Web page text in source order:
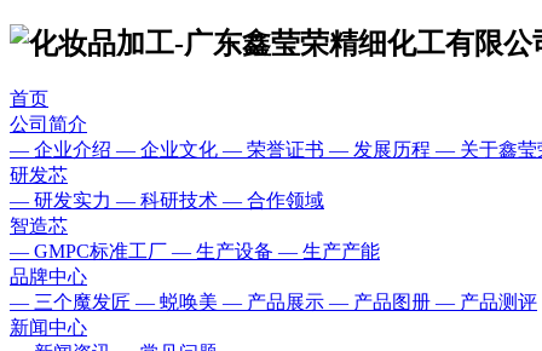
首页
公司简介
— 企业介绍 — 企业文化 — 荣誉证书 — 发展历程 — 关于鑫莹
研发芯
— 研发实力 — 科研技术 — 合作领域
智造芯
— GMPC标准工厂 — 生产设备 — 生产产能
品牌中心
— 三个魔发匠 — 蜕唤美 — 产品展示 — 产品图册 — 产品测评
新闻中心